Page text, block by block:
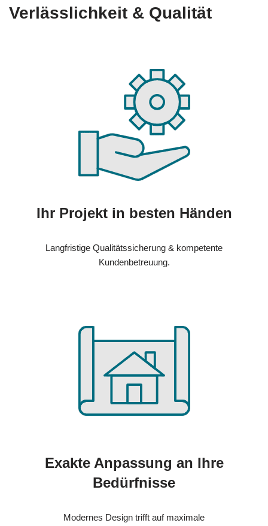
Verlässlichkeit & Qualität
Ihr Projekt in besten Händen
Langfristige Qualitätssicherung & kompetente
Kundenbetreuung.
Exakte Anpassung an Ihre
Bedürfnisse
Modernes Design trifft auf maximale